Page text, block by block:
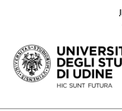
Passa al